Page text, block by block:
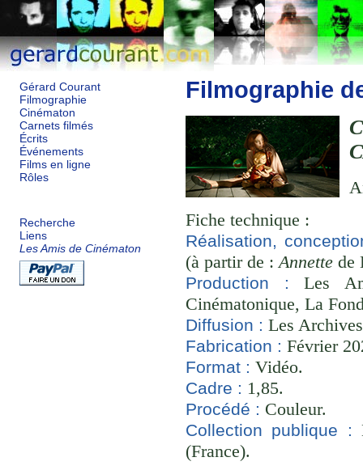
Gérard Courant
Filmographie
Cinématon
Carnets filmés
Écrits
Événements
Films en ligne
Rôles
Recherche
Liens
Les Amis de Cinématon
Filmographie
Fiche technique :
Réalisation,
(à partir de :Annette de
Production :
Les
Cinématonique, La
Diffusion : Les
Fabrication : Février
Format : Vidéo.
Cadre : 1,85.
Procédé : Couleur.
Collection publique :
(France).